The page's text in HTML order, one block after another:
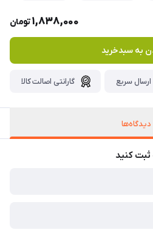
1,838,000تومان
به سبدخرید
ارسال سریع گارانتی اصالت کالا
دیدگاه‌ها
ثبت کنید